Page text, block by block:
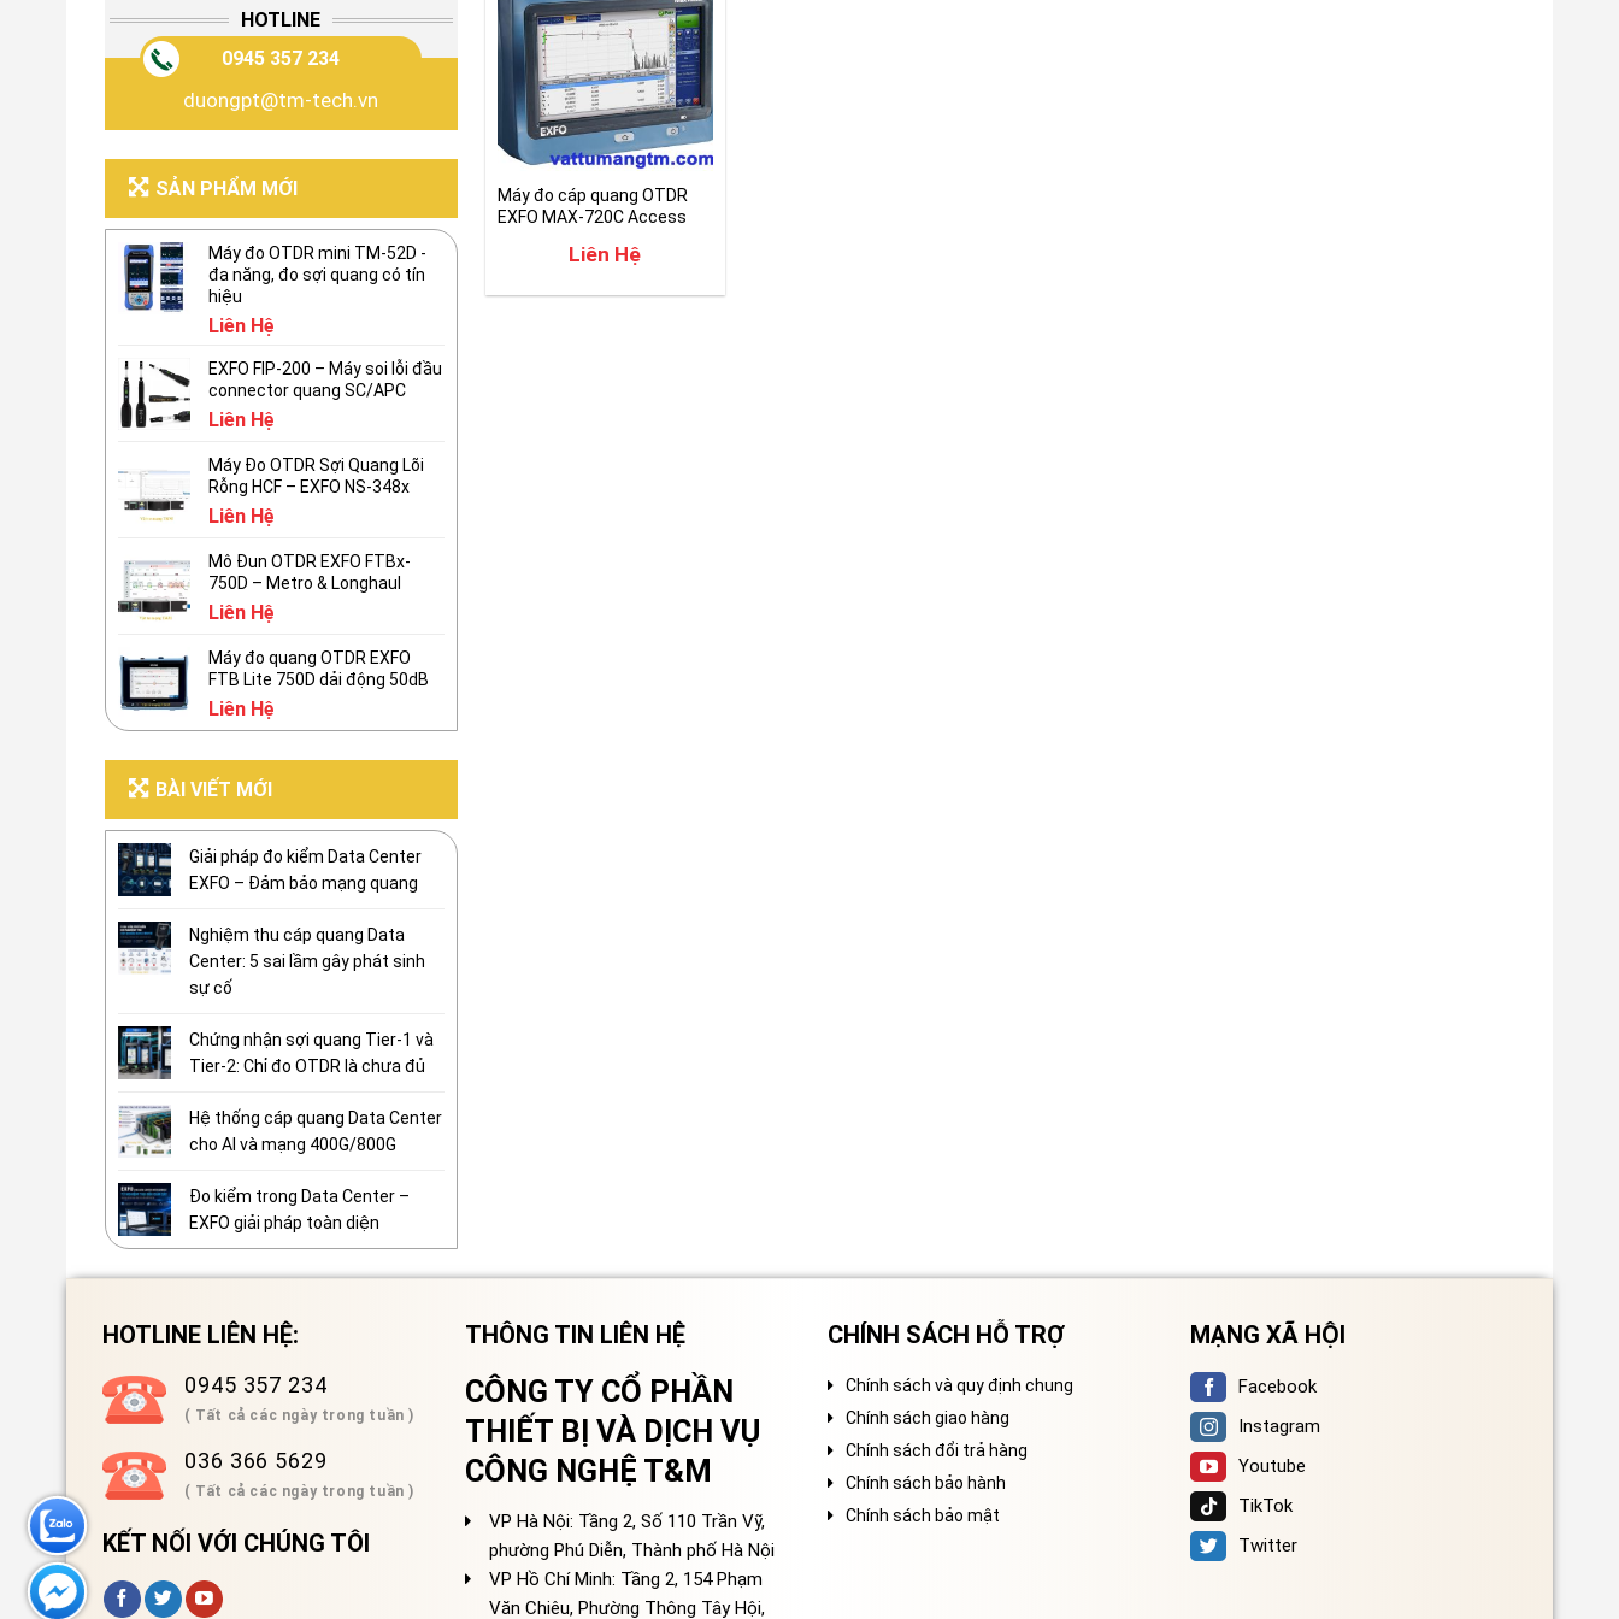
HOTLINE
0945 357 234
duongpt@tm-tech.vn
SẢN PHẨM MỚI
Máy đo OTDR mini TM-52D -
đa năng, đo sợi quang có tín
hiệu
Liên Hệ
EXFO FIP-200 – Máy soi lỗi đầu
connector quang SC/APC
Liên Hệ
Máy Đo OTDR Sợi Quang Lõi
Rỗng HCF – EXFO NS-348x
Liên Hệ
Mô Đun OTDR EXFO FTBx-
750D – Metro & Longhaul
Liên Hệ
Máy đo quang OTDR EXFO
FTB Lite 750D dải động 50dB
Liên Hệ
BÀI VIẾT MỚI
Giải pháp đo kiểm Data Center
EXFO – Đảm bảo mạng quang
Nghiệm thu cáp quang Data
Center: 5 sai lầm gây phát sinh
sự cố
Chứng nhận sợi quang Tier-1 và
Tier-2: Chỉ đo OTDR là chưa đủ
Hệ thống cáp quang Data Center
cho AI và mạng 400G/800G
Đo kiểm trong Data Center –
EXFO giải pháp toàn diện
Máy đo cáp quang OTDR
EXFO MAX-720C Access
Liên Hệ
HOTLINE LIÊN HỆ:
0945 357 234
( Tất cả các ngày trong tuần )
036 366 5629
( Tất cả các ngày trong tuần )
KẾT NỐI VỚI CHÚNG TÔI
THÔNG TIN LIÊN HỆ
CÔNG TY CỔ PHẦN
THIẾT BỊ VÀ DỊCH VỤ
CÔNG NGHỆ T&M
VP Hà Nội: Tầng 2, Số 110 Trần Vỹ,
phường Phú Diễn, Thành phố Hà Nội
VP Hồ Chí Minh: Tầng 2, 154 Phạm
Văn Chiêu, Phường Thông Tây Hội,
CHÍNH SÁCH HỖ TRỢ
Chính sách và quy định chung
Chính sách giao hàng
Chính sách đổi trả hàng
Chính sách bảo hành
Chính sách bảo mật
MẠNG XÃ HỘI
Facebook
Instagram
Youtube
TikTok
Twitter